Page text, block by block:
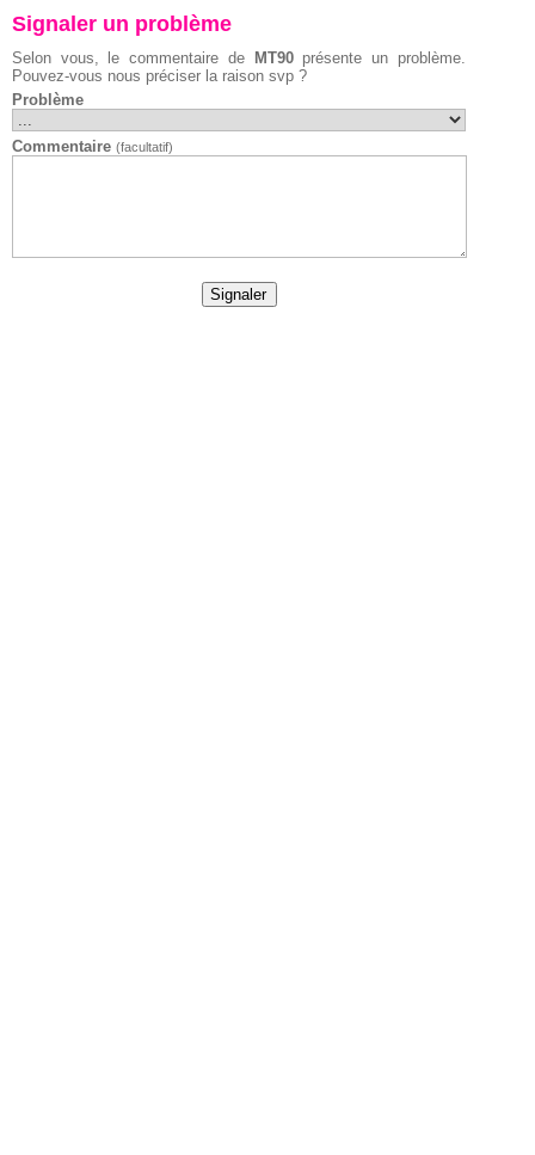
Signaler un problème
Selon vous, le commentaire de MT90présente un problème.
Pouvez-vous nous préciser la raison svp ?
Problème
Commentaire (facultatif)